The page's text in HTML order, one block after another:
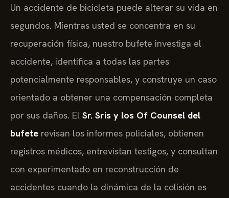
Un accidente de bicicleta puede alterar su vida en
segundos. Mientras usted se concentra en su
recuperación física, nuestro bufete investiga el
accidente, identifica a todas las partes
potencialmente responsables, y construye un caso
orientado a obtener una compensación completa
por sus daños. El Sr. Sris y los Of Counsel del
bufete revisan los informes policiales, obtienen
registros médicos, entrevistan testigos, y consultan
con experimentado en reconstrucción de
accidentes cuando la dinámica de la colisión es